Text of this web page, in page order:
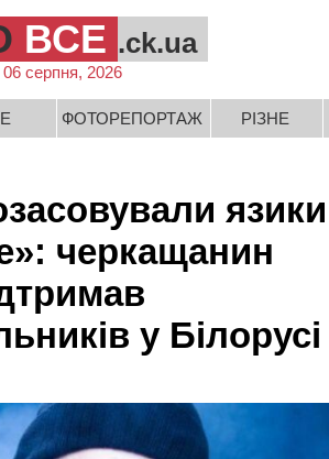
ВСЕ .ck.ua
06 серпня, 2026
ФОТОРЕПОРТАЖ РІЗНЕ
язики
черкащанин
у Білорусі